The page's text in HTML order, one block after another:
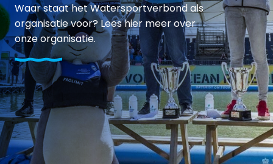
Waar staat het Watersportverbond als
organisatie voor? Lees hier meer over
onze organisatie.